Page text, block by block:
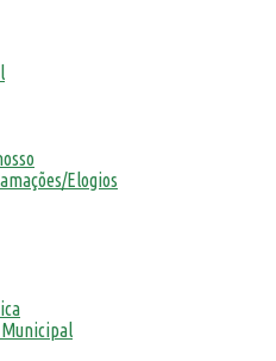
Elogios
Municipal